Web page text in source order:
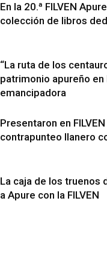
En la 20.ª FILVEN
colección de libros
“La ruta de los
patrimonio apureño
emancipadora
Presentaron en
contrapunteo llanero
La caja de los truenos
a Apure con la FILVEN